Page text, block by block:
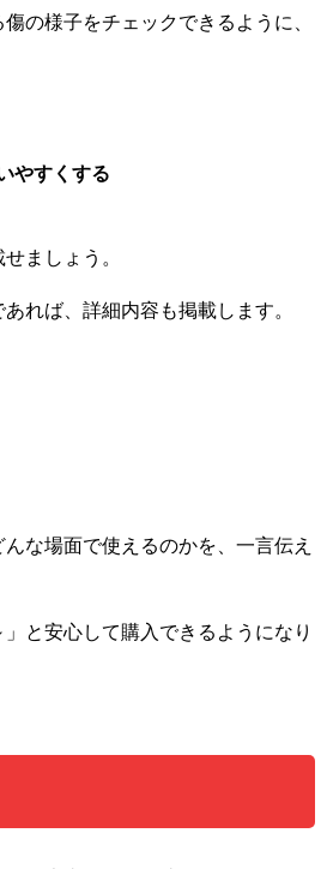
の様子をチェックできるように、
やすくする
ましょう。
れば、詳細内容も掲載します。
な場面で使えるのかを、一言伝え
」と安心して購入できるようになり